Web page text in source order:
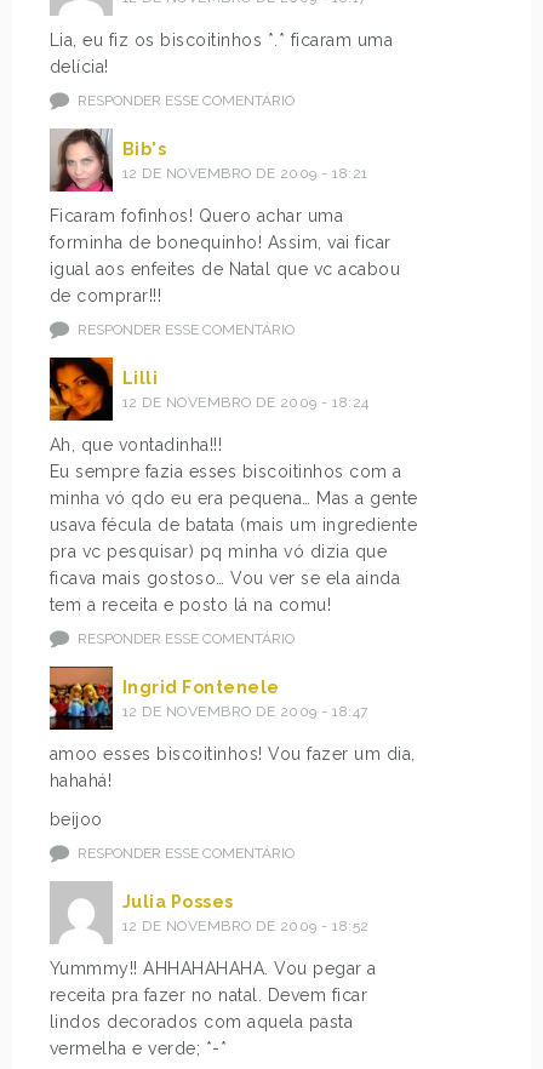
Lia, eu fiz os biscoitinhos *.* ficaram uma
delícia!
RESPONDER ESSE COMENTÁRIO
Bib's
12 DE NOVEMBRO DE 2009 - 18:21
Ficaram fofinhos! Quero achar uma
forminha de bonequinho! Assim, vai ficar
igual aos enfeites de Natal que vc acabou
de comprar!!!
RESPONDER ESSE COMENTÁRIO
Lilli
12 DE NOVEMBRO DE 2009 - 18:24
Ah, que vontadinha!!!
Eu sempre fazia esses biscoitinhos com a
minha vó qdo eu era pequena… Mas a gente
usava fécula de batata (mais um ingrediente
pra vc pesquisar) pq minha vó dizia que
ficava mais gostoso… Vou ver se ela ainda
tem a receita e posto lá na comu!
RESPONDER ESSE COMENTÁRIO
Ingrid Fontenele
12 DE NOVEMBRO DE 2009 - 18:47
amoo esses biscoitinhos! Vou fazer um dia,
hahahá!
beijoo
RESPONDER ESSE COMENTÁRIO
Julia Posses
12 DE NOVEMBRO DE 2009 - 18:52
Yummmy!! AHHAHAHAHA. Vou pegar a
receita pra fazer no natal. Devem ficar
lindos decorados com aquela pasta
vermelha e verde; *-*